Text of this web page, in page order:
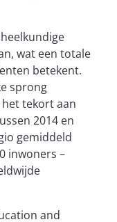
wat een totale
betekent.
sprong
tekort aan
2014 en
gemiddeld
inwoners –
and